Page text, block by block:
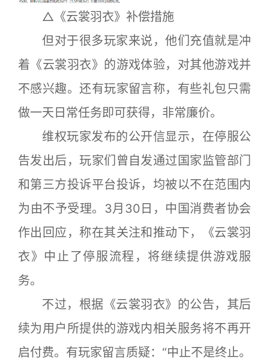
△《云裳羽衣》补偿措施
但对于很多玩家来说，他们充值就是冲
着《云裳羽衣》的游戏体验，对其他游戏并
不感兴趣。还有玩家留言称，有些礼包只需
做一天日常任务即可获得，非常廉价。
维权玩家发布的公开信显示，在停服公
告发出后，玩家们曾自发通过国家监管部门
和第三方投诉平台投诉，均被以不在范围内
为由不予受理。3月30日，中国消费者协会
作出回应，称在其关注和推动下，《云裳羽
衣》中止了停服流程，将继续提供游戏服
务。
不过，根据《云裳羽衣》的公告，其后
续为用户所提供的游戏内相关服务将不再开
启付费。有玩家留言质疑：“中止不是终止。